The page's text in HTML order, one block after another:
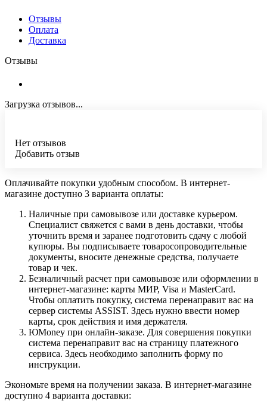
Отзывы
Оплата
Доставка
Отзывы
Загрузка отзывов...
Нет отзывов
Добавить отзыв
Оплачивайте покупки удобным способом. В интернет-
магазине доступно 3 варианта оплаты:
Наличные при самовывозе или доставке курьером.
Специалист свяжется с вами в день доставки, чтобы
уточнить время и заранее подготовить сдачу с любой
купюры. Вы подписываете товаросопроводительные
документы, вносите денежные средства, получаете
товар и чек.
Безналичный расчет при самовывозе или оформлении в
интернет-магазине: карты МИР, Visa и MasterCard.
Чтобы оплатить покупку, система перенаправит вас на
сервер системы ASSIST. Здесь нужно ввести номер
карты, срок действия и имя держателя.
ЮMoney при онлайн-заказе. Для совершения покупки
система перенаправит вас на страницу платежного
сервиса. Здесь необходимо заполнить форму по
инструкции.
Экономьте время на получении заказа. В интернет-магазине
доступно 4 варианта доставки: